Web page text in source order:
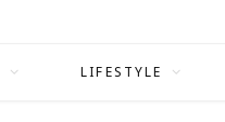
LIFESTYLE